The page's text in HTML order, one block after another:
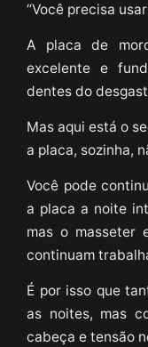
“Você precisa
A placa de
excelente e
dentes do
Mas aqui está o
a placa, sozinha,
Você pode
a placa a noite
mas o masseter
continuam
É por isso que
as noites, mas
cabeça e tensão